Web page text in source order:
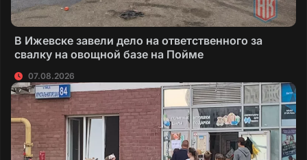
В Ижевске завели дело на ответственного за
свалку на овощной базе на Пойме
07.08.2026